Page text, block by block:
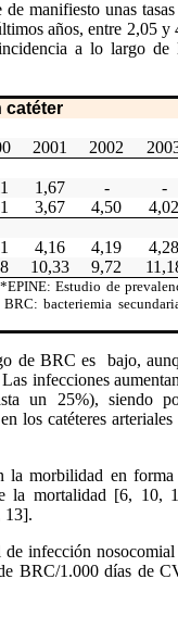
manifiesto unas tasas
años, entre 2,05 y
a lo largo de
catéter
2001 2002
1,67 -
-
3,67 4,50
4,02
4,16 4,19
4,28
10,33 9,72
Estudio de
bacteriemia
de BRC es bajo,
infecciones
un 25%), siendo
los catéteres arteriales
la morbilidad en forma
la mortalidad [6, 10,
13].
infección nosocomial
BRC/1.000 días de